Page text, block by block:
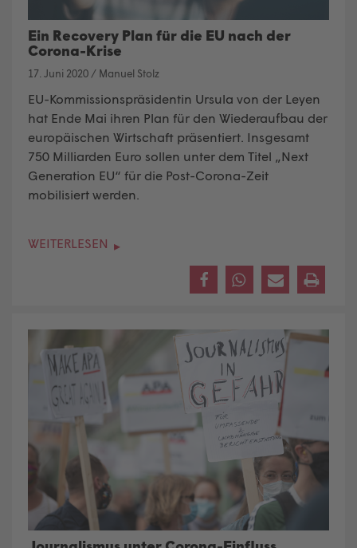
Ein Recovery Plan für die EU nach der
Corona-Krise
17. Juni 2020 / Manuel Stolz
EU-Kommissionspräsidentin Ursula von der Leyen
hat Ende Mai ihren Plan für den Wiederaufbau der
europäischen Wirtschaft präsentiert. Insgesamt
750 Milliarden Euro sollen unter dem Titel „Next
Generation EU“ für die Post-Corona-Zeit
mobilisiert werden.
WEITERLESEN